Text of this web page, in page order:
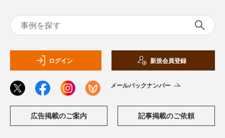
ログイン 新規会員登録
メールバックナンバー
広告掲載のご案内 記事掲載のご依頼